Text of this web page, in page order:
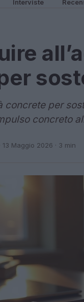
Interviste
concrete per
concreto
13 Maggio 2026 · 3 min